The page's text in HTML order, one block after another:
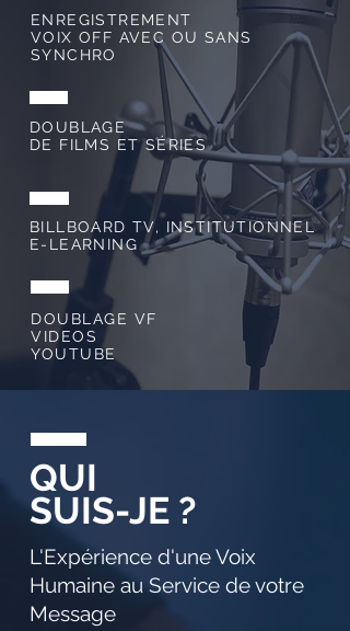
ENREGISTREMENT
VOIX OFF AVEC OU SANS
SYNCHRO
DOUBLAGE
DE FILMS ET SÉRIES
BILLBOARD TV, INSTITUTIONNEL
E-LEARNING
DOUBLAGE VF
VIDEOS
YOUTUBE
QUI
SUIS-JE ?
L'Expérience d'une Voix
Humaine au Service de votre
Message